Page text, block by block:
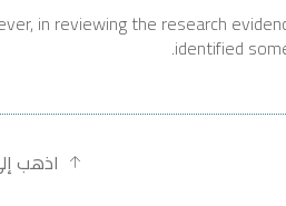
in reviewing the research
identified
اذهب